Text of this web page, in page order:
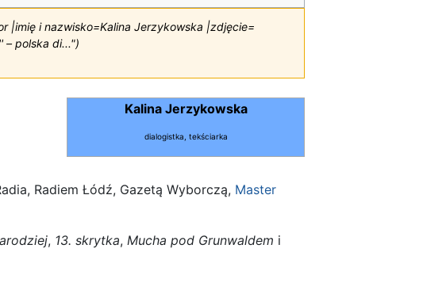
|imię i nazwisko=Kalina Jerzykowska |zdjęcie=
– polska di...")
Kalina Jerzykowska
dialogistka, tekściarka
Radiem Łódź, Gazetą Wyborczą, Master
, 13. skrytka, Mucha pod Grunwaldem i